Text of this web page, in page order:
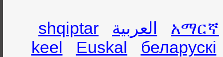
shqiptar العربية
አማርኛ
keel
Euskal
беларускі